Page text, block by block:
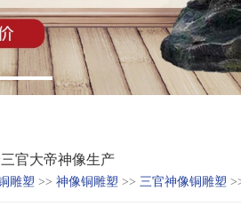
官大帝神像生产
雕塑 >> 神像铜雕塑 >> 三官神像铜雕塑